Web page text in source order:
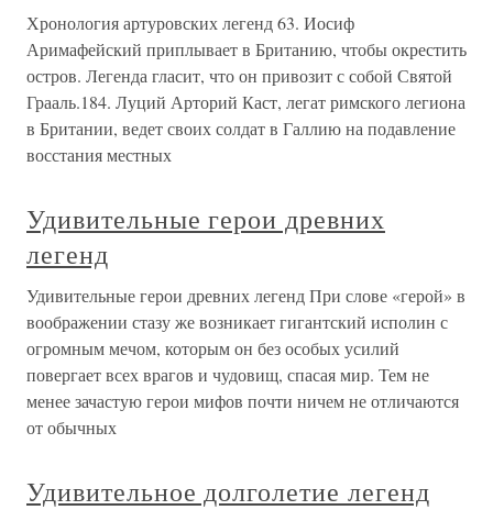
Хронология артуровских легенд 63. Иосиф
Аримафейский приплывает в Британию, чтобы окрестить
остров. Легенда гласит, что он привозит с собой Святой
Грааль.184. Луций Арторий Каст, легат римского легиона
в Британии, ведет своих солдат в Галлию на подавление
восстания местных
Удивительные герои древних
легенд
Удивительные герои древних легенд При слове «герой» в
воображении стазу же возникает гигантский исполин с
огромным мечом, которым он без особых усилий
повергает всех врагов и чудовищ, спасая мир. Тем не
менее зачастую герои мифов почти ничем не отличаются
от обычных
Удивительное долголетие легенд